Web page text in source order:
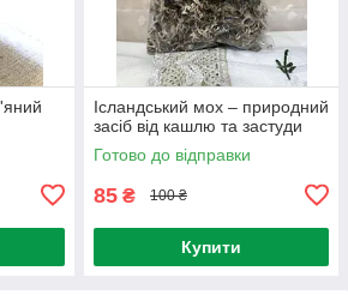
Ісландський мох – природний
засіб від кашлю та застуди
Готово до відправки
85 ₴ 100 ₴
Купити